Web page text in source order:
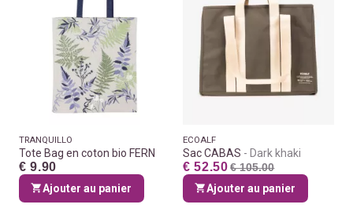
TRANQUILLO
Tote Bag en coton bio FERN
€ 9.90
Ajouter au panier
ECOALF
Sac CABAS Dark khaki
€ 52.50 € 105.00
Ajouter au panier